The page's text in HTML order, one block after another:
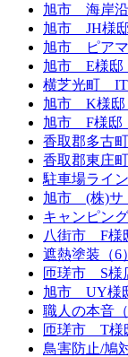
旭市 海岸
旭市 JH様邸
旭市 ピアマ
旭市 E様邸
横芝光町 IT
旭市 K様邸
旭市 F様邸
香取郡多古
香取郡東庄
駐車場ライン
旭市 (株)サ
キャンピン
八街市 F様
遮熱塗装（6）
匝瑳市 S様
旭市 UY様
職人の本音（
匝瑳市 T様
鳥害防止/鳩